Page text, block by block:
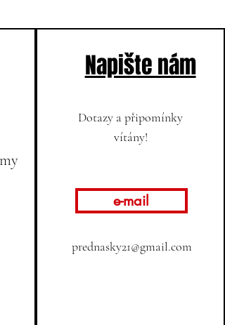
Napište nám
Dotazy a připomínky
vítány!
e-mail
prednasky21@gmail.com